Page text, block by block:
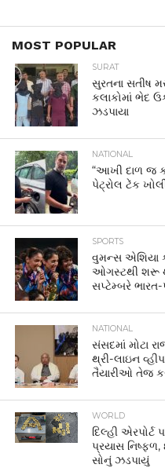
MOST POPULAR
SURAT
સુરતના સતીષ
કલાકોમાં ભેદ
ઝડપાયા
NATIONAL
“આખી દાળ જ
પેટ્રોલ ટેંક
SPORTS
વુમન્સ એશિયા
ઓગસ્ટથી શરૂ
સપ્ટેમ્બરે ભારત-
NATIONAL
સંસદમાં મોટા
થ્રી-લાઇન
તૈયારીઓ તેજ
WORLD
દિલ્હી એરપોર્ટ
પ્રયાસ નિષ્ફળ,
સોનું ઝડપાયું